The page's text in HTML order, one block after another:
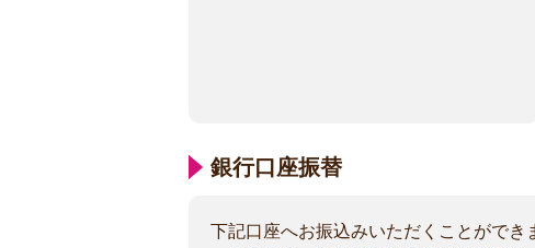
銀行口座振替
下記口座へお振込みいただくことができ